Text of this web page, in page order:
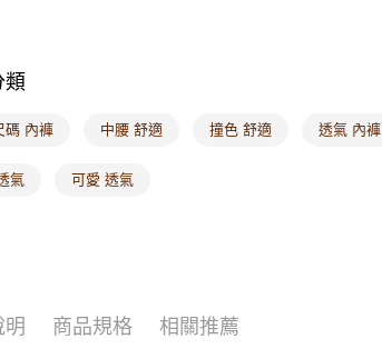
類
碼 內褲 中腰 舒適 撞色 舒適 透氣 內褲
氣 可愛 透氣
明 商品規格 相關推薦